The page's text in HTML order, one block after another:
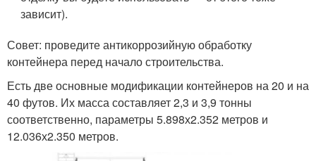
зависит).
Совет: проведите антикоррозийную обработку
контейнера перед начало строительства.
Есть две основные модификации контейнеров на 20 и на
40 футов. Их масса составляет 2,3 и 3,9 тонны
соответственно, параметры 5.898х2.352 метров и
12.036х2.350 метров.